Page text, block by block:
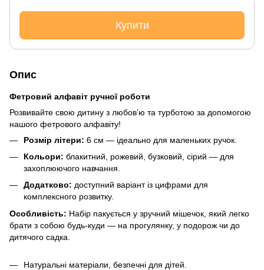
Купити
Опис
Фетровий алфавіт ручної роботи
Розвивайте свою дитину з любов’ю та турботою за допомогою
нашого фетрового алфавіту!
Розмір літери: 6 см — ідеально для маленьких ручок.
Кольори: блакитний, рожевий, бузковий, сірий — для
захоплюючого навчання.
Додатково: доступний варіант із цифрами для
комплексного розвитку.
Особливість: Набір пакується у зручний мішечок, який легко
брати з собою будь-куди — на прогулянку, у подорож чи до
дитячого садка.
Натуральні матеріали, безпечні для дітей.